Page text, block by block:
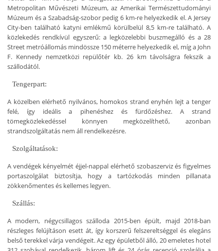
Metropolitan Művészeti Múzeum, az Amerikai Természettudományi
Múzeum és a Szabadság-szobor pedig 6 km-re helyezkedik el. A Jersey
City-ben található katyni emlékmű körülbelül 8,5 km-re található. A
közlekedés rendkívül egyszerű: a legközelebbi buszmegálló és a 28
Street metróállomás mindössze 150 méterre helyezkedik el, míg a John
F. Kennedy nemzetközi repülőtér kb. 26 km távolságra fekszik a
szállodától.
Tengerpart:
A közelben elérhető nyilvános, homokos strand enyhén lejt a tenger
felé, így ideális a pihenéshez és fürdőzéshez. A strand
tömegközlekedéssel könnyen megközelíthető, azonban
strandszolgáltatás nem áll rendelkezésre.
Szolgáltatások:
A vendégek kényelmét éjjel-nappal elérhető szobaszerviz és figyelmes
portaszolgálat biztosítja, hogy a tartózkodás minden pillanata
zökkenőmentes és kellemes legyen.
Szállás:
A modern, négycsillagos szálloda 2015-ben épült, majd 2018-ban
részleges felújításon esett át, így korszerű felszereltséggel és elegáns
belső terekkel várja vendégeit. Az egy épületből álló, 20 emeletes hotel